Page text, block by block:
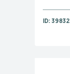
ID: